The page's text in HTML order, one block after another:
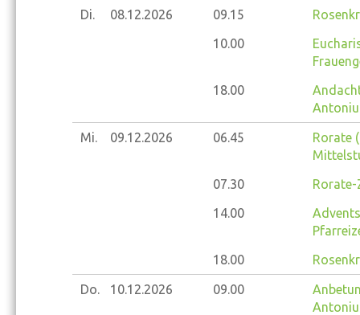
Di. 08.12.2026 09.15
10.00
18.00
Mi. 09.12.2026 06.45
Rorate
07.30
14.00
18.00
Do. 10.12.2026 09.00